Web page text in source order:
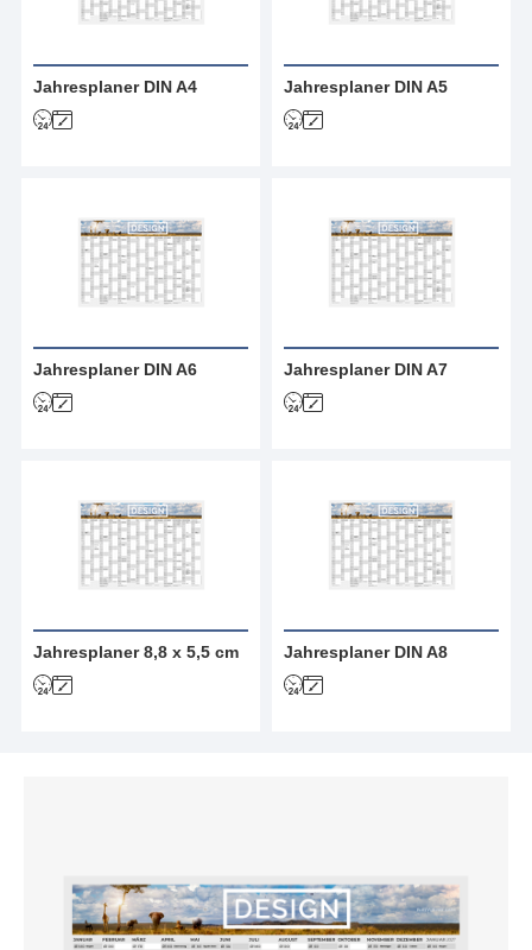
Jahresplaner DIN A4 Jahresplaner DIN A5
Jahresplaner DIN A6 Jahresplaner DIN A7
Jahresplaner 8,8 x 5,5 cm Jahresplaner DIN A8